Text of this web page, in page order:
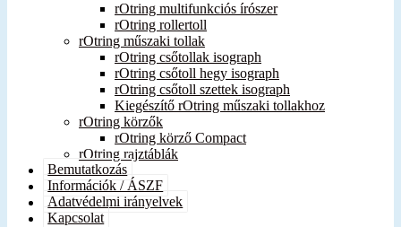
rOtring multifunkciós írószer
rOtring rollertoll
rOtring műszaki tollak
rOtring csőtollak isograph
rOtring csőtoll hegy isograph
rOtring csőtoll szettek isograph
Kiegészítő rOtring műszaki tollakhoz
rOtring körzők
rOtring körző Compact
rOtring rajztáblák
Bemutatkozás
Információk / ÁSZF
Adatvédelmi irányelvek
Kapcsolat